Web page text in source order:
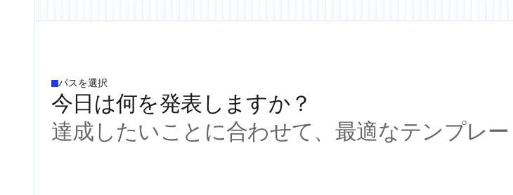
パスを選択
今日は何を発表しますか？
達成したいことに合わせて、最適なテンプレー